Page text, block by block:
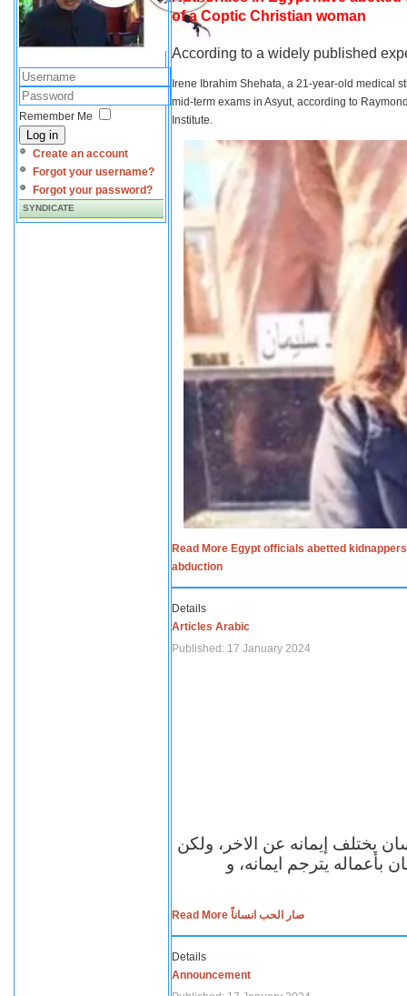
Remember Me
Log in
Create an account
Forgot your username?
Forgot your password?
SYNDICATE
of a Coptic Christian woman
According to a widely published
Irene Ibrahim Shehata, a 21-year-old medical
mid-term exams in Asyut, according to
Institute.
Read More Egypt officials abetted
abduction
Details
Articles Arabic
Published: 17 January 2024
يختلف إيمانه عن الاخر، ولكن
بأعماله يترجم ايمانه، و
Read More صار الحب انساناً
Details
Announcement